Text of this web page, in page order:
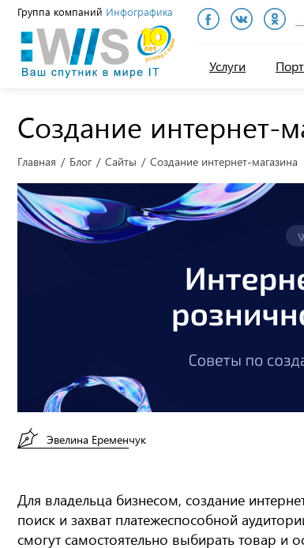
Группа компаний Инфографика
Инфографика
Услуги
Создание интернет-
Главная Блог Сайты Создание интернет-магазина
Эвелина Еременчук
Для владельца бизнесом, создание
поиск и захват платежеспособной
смогут самостоятельно выбирать товар и